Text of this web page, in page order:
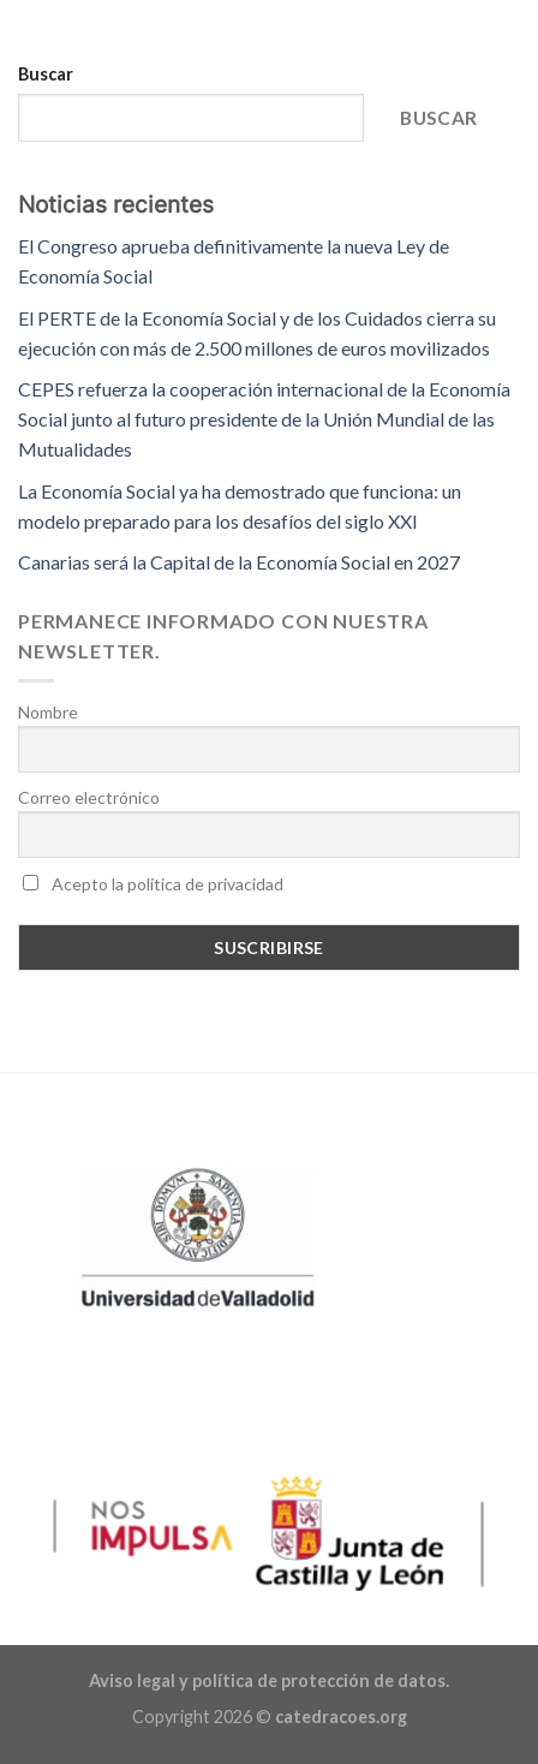
Buscar
BUSCAR
Noticias recientes
El Congreso aprueba definitivamente la nueva Ley de
Economía Social
El PERTE de la Economía Social y de los Cuidados cierra su
ejecución con más de 2.500 millones de euros movilizados
CEPES refuerza la cooperación internacional de la Economía
Social junto al futuro presidente de la Unión Mundial de las
Mutualidades
La Economía Social ya ha demostrado que funciona: un
modelo preparado para los desafíos del siglo XXI
Canarias será la Capital de la Economía Social en 2027
PERMANECE INFORMADO CON NUESTRA
NEWSLETTER.
Nombre
Correo electrónico
Acepto la política de privacidad
Aviso legal y política de protección de datos.
Copyright 2026 © catedracoes.org